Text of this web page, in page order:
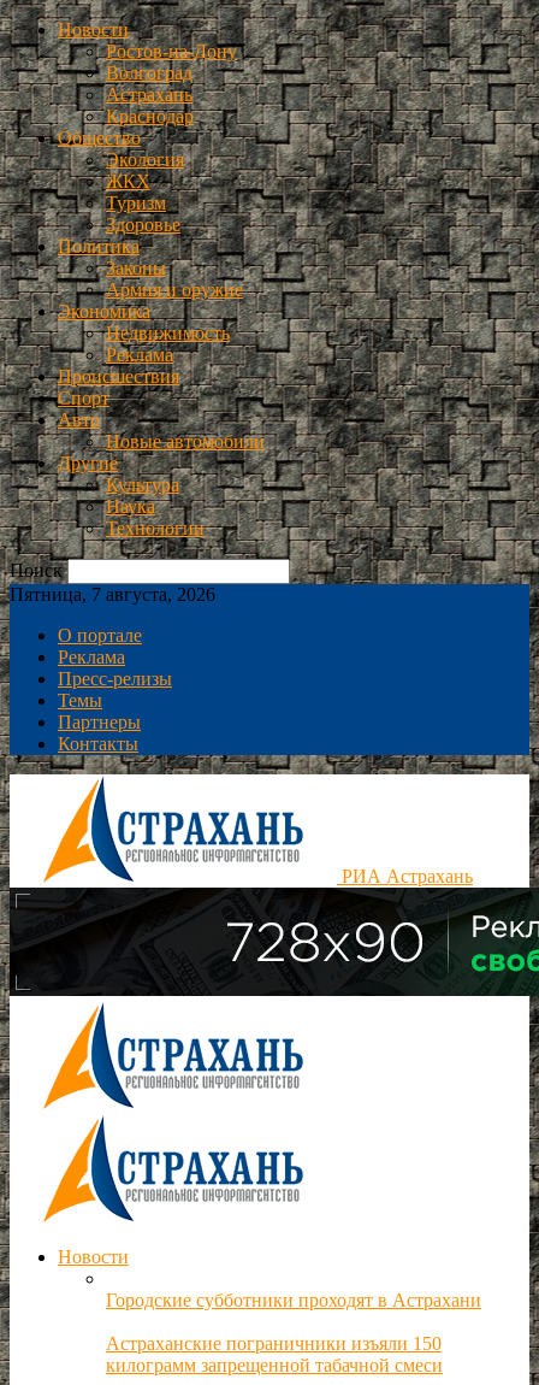
Новости
Ростов-на-Дону
Волгоград
Астрахань
Краснодар
Общество
Экология
ЖКХ
Туризм
Здоровье
Политика
Законы
Армия и оружие
Экономика
Недвижимость
Реклама
Происшествия
Спорт
Авто
Новые автомобили
Другие
Культура
Наука
Технологии
Поиск
Пятница, 7 августа, 2026
О портале
Реклама
Пресс-релизы
Темы
Партнеры
Контакты
РИА Астрахань
Новости
Городские субботники проходят в Астрахани
Астраханские пограничники изъяли 150
килограмм запрещенной табачной смеси